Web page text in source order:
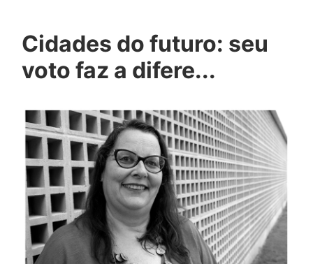
Cidades do futuro: seu
voto faz a difere...